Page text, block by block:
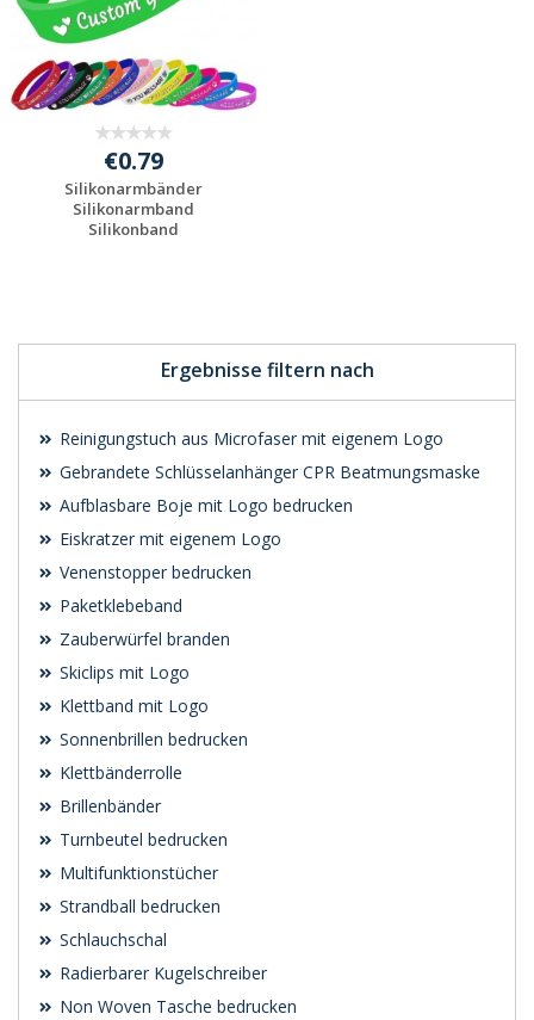
Ergebnisse filtern nach
Reinigungstuch aus Microfaser mit eigenem Logo
Gebrandete Schlüsselanhänger CPR Beatmungsmaske
Aufblasbare Boje mit Logo bedrucken
Eiskratzer mit eigenem Logo
Venenstopper bedrucken
Paketklebeband
Zauberwürfel branden
Skiclips mit Logo
Klettband mit Logo
Sonnenbrillen bedrucken
Klettbänderrolle
Brillenbänder
Turnbeutel bedrucken
Multifunktionstücher
Strandball bedrucken
Schlauchschal
Radierbarer Kugelschreiber
Non Woven Tasche bedrucken
€0.79
Silikonarmbänder
Silikonarmband
Silikonband